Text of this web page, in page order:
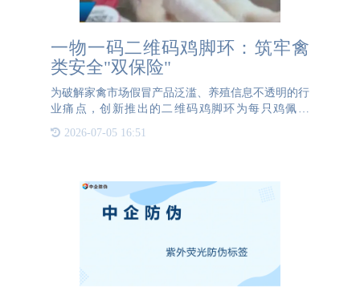
一物一码二维码鸡脚环：筑牢禽
类安全"双保险"
为破解家禽市场假冒产品泛滥、养殖信息不透明的行
业痛点，创新推出的二维码鸡脚环为每只鸡佩戴
久镌刻于耐磨材质脚环，消费者扫码即可获取"双保
2026-07-05 16:51